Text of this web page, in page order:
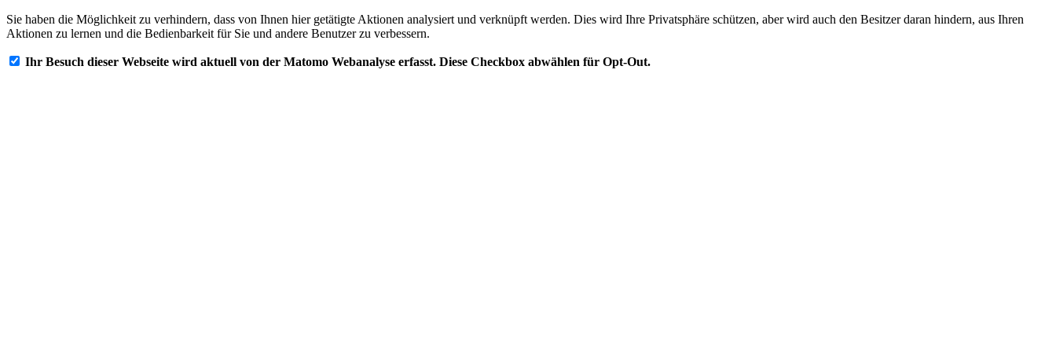
Sie haben die Möglichkeit zu verhindern, dass von Ihnen hier getätigte Aktionen analysiert und verknüpft werden. Dies wird Ihre Privatsphäre schützen, aber wird auch den Besitzer daran hindern, aus Ihren
Aktionen zu lernen und die Bedienbarkeit für Sie und andere Benutzer zu verbessern.
Ihr Besuch dieser Webseite wird aktuell von der Matomo Webanalyse erfasst. Diese Checkbox abwählen für Opt-Out.